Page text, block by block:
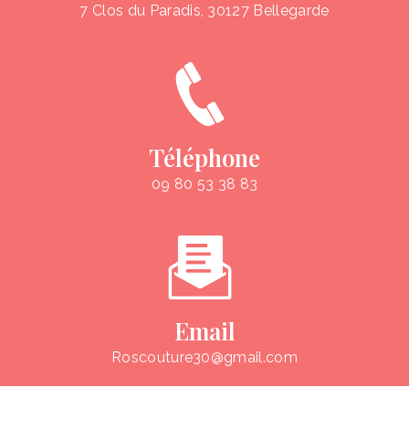
7 Clos du Paradis, 30127 Bellegarde
Téléphone
09 80 53 38 83
Email
roscouture30@gmail.com